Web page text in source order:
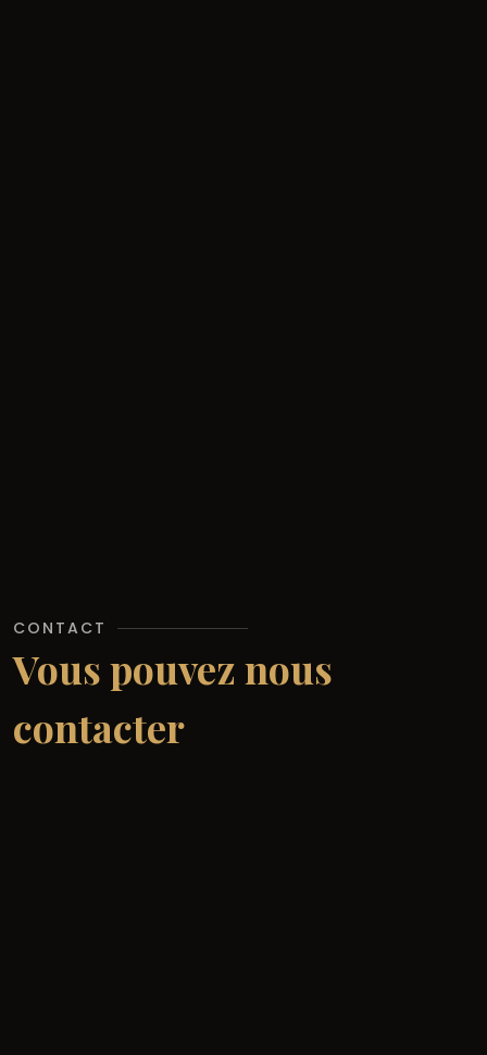
CONTACT
Vous pouvez nous
contacter